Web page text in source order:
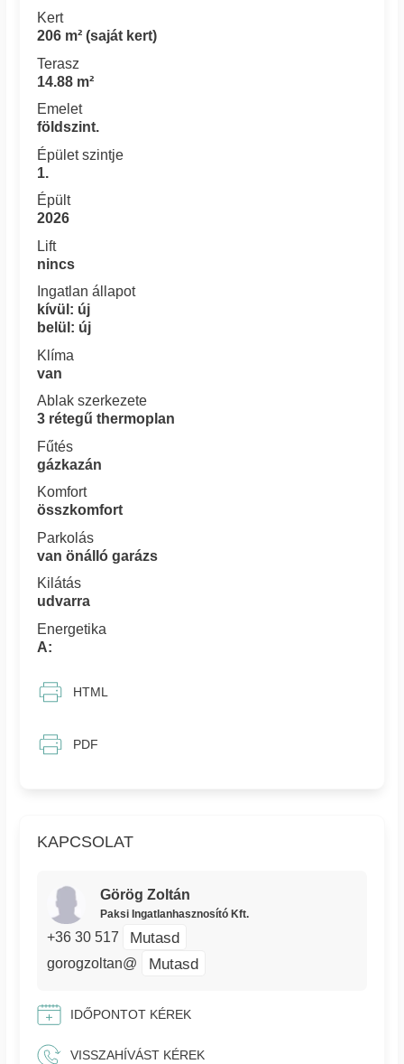
KAPCSOLAT
Görög Zoltán
Paksi Ingatlanhasznosító Kft.
+36 30 517 Mutasd
gorogzoltan@ Mutasd
IDŐPONTOT KÉREK
VISSZAHÍVÁST KÉREK
Kert
206 m² (saját kert)
Terasz
14.88 m²
Emelet
földszint.
Épület szintje
1.
Épült
2026
Lift
nincs
Ingatlan állapot
kívül: új
belül: új
Klíma
van
Ablak szerkezete
3 rétegű thermoplan
Fűtés
gázkazán
Komfort
összkomfort
Parkolás
van önálló garázs
Kilátás
udvarra
Energetika
A:
HTML
PDF